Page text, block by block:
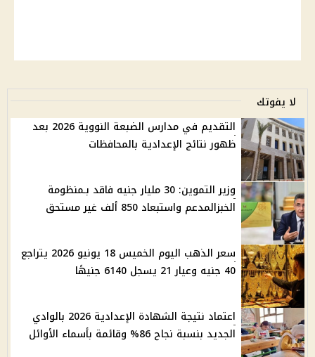
لا يفوتك
التقديم في مدارس الضبعة النووية 2026 بعد
ظهور نتائج الإعدادية بالمحافظات
وزير التموين: 30 مليار جنيه فاقد بـمنظومة
الخبزالمدعم واستبعاد 850 ألف غير مستحق
سعر الذهب اليوم الخميس 18 يونيو 2026 يتراجع
40 جنيه وعيار 21 يسجل 6140 جنيهًا
اعتماد نتيجة الشهادة الإعدادية 2026 بالوادي
الجديد بنسبة نجاح 86% وقائمة بأسماء الأوائل